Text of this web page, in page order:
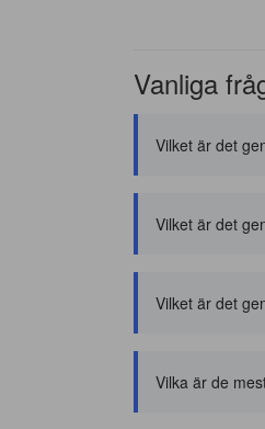
Vanliga
Vilket är det
Vilket är det
Vilket är det
Vilka är de